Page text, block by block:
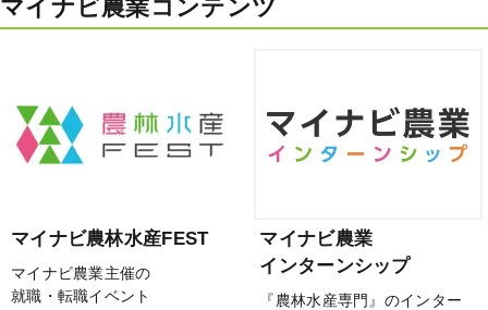
マイナビ農業コンテンツ
マイナビ農林水産FEST
マイナビ農業主催の
就職・転職イベント
マイナビ農業
インターンシップ
『農林水産専門』のインター